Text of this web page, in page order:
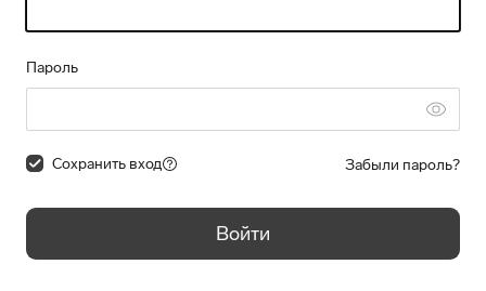
Пароль
Сохранить вход Забыли пароль?
Войти